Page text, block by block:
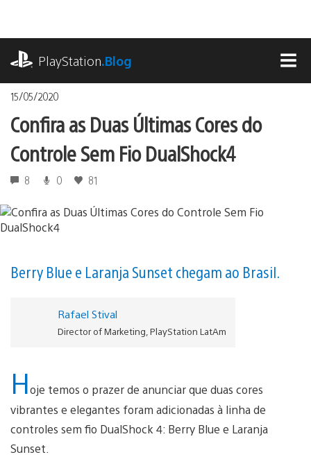
o
conteúdo
PlayStation.Blog
15/05/2020
Confira as Duas Últimas Cores do
Controle Sem Fio DualShock4
8 0 81
Berry Blue e Laranja Sunset chegam ao Brasil.
Rafael Stival
Director of Marketing, PlayStation LatAm
Hoje temos o prazer de anunciar que duas cores
vibrantes e elegantes foram adicionadas à linha de
controles sem fio DualShock 4: Berry Blue e Laranja
Sunset.